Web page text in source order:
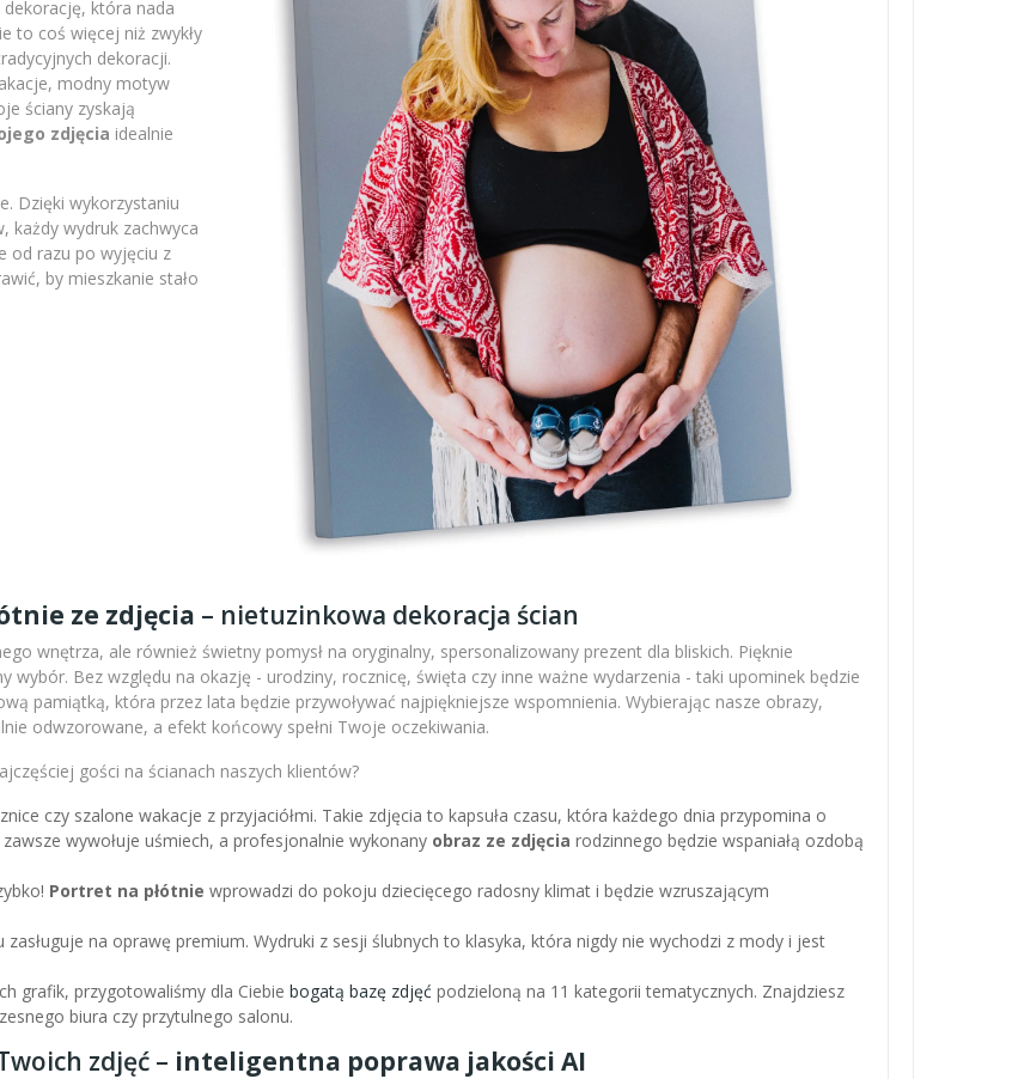
która nada
to coś więcej niż zwykły
dekoracji.
modny motyw
ściany zyskają
zdjęcia idealnie
Dzięki wykorzystaniu
każdy wydruk zachwyca
od razu po wyjęciu z
by mieszkanie stało
ze zdjęcia – nietuzinkowa dekoracja ścian
wnętrza, ale również świetny pomysł na oryginalny, spersonalizowany prezent dla bliskich. Pięknie
wybór. Bez względu na okazję - urodziny, rocznicę, święta czy inne ważne wydarzenia - taki upominek będzie
pamiątką, która przez lata będzie przywoływać najpiękniejsze wspomnienia. Wybierając nasze obrazy,
odwzorowane, a efekt końcowy spełni Twoje oczekiwania.
gości na ścianach naszych klientów?
czy szalone wakacje z przyjaciółmi. Takie zdjęcia to kapsuła czasu, która każdego dnia przypomina o
wywołuje uśmiech, a profesjonalnie wykonany obraz ze zdjęcia rodzinnego będzie wspaniałą ozdobą
Portret na płótnie wprowadzi do pokoju dziecięcego radosny klimat i będzie wzruszającym
zasługuje na oprawę premium. Wydruki z sesji ślubnych to klasyka, która nigdy nie wychodzi z mody i jest
grafik, przygotowaliśmy dla Ciebie bogatą bazę zdjęć podzieloną na 11 kategorii tematycznych. Znajdziesz
biura czy przytulnego salonu.
zdjęć – inteligentna poprawa jakości AI